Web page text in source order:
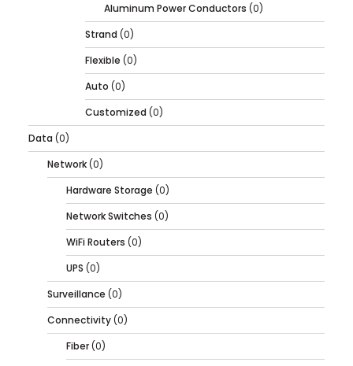
Aluminum Power Conductors (0)
Strand (0)
Flexible (0)
Auto (0)
Customized (0)
Data (0)
Network(0)
Hardware Storage (0)
Network Switches (0)
WiFi Routers (0)
UPS (0)
Surveillance (0)
Connectivity(0)
Fiber(0)